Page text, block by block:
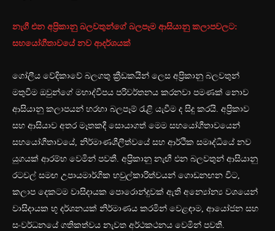
නැගී එන අප්‍රිකානු බලවතුන්ගේ බලපෑම ආසියානු කලාපවලට:
සහයෝගීතාවයේ නව ආදර්ශයක්
ගෝලීය වේදිකාවේ බලගතු ක්‍රීඩකයින් ලෙස අප්‍රිකානු බලවතුන්
මතුවීම ඔවුන්ගේ මහාද්වීපය පරිවර්තනය කරනවා පමණක් නොව
ආසියානු කලාපයන් හරහා බලපෑම් රැළි යැවීම ද සිදු කරයි. අප්‍රිකාව
සහ ආසියාව අතර මෑතකදී සොයාගත් මෙම සහයෝගීතාවයෙන්
සහයෝගීතාවයේ, නිර්මාණශීලීත්වයේ සහ ආර්ථික සමෘද්ධියේ නව
යුගයක් ආරම්භ වෙමින් පවතී. අප්‍රිකානු නැඟී එන බලවතුන් ආසියානු
රටවල් සමඟ උපායමාර්ගික හවුල්කාරිත්වයන් ගොඩනඟන විට,
කලාප දෙකටම වාසිදායක පොරොන්දුවක් ඇති අන්‍යෝන්‍ය වශයෙන්
වාසිදායක භූ දර්ශනයක් නිර්මාණය කරමින් වෙළඳාම, ආයෝජන සහ
සංවර්ධනයේ ගතිකත්වය නැවත අර්ථකථනය වෙමින් පවතී.